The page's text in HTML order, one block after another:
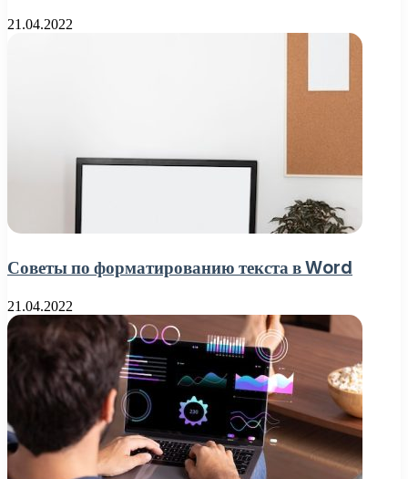
21.04.2022
Советы по форматированию текста в Word
21.04.2022